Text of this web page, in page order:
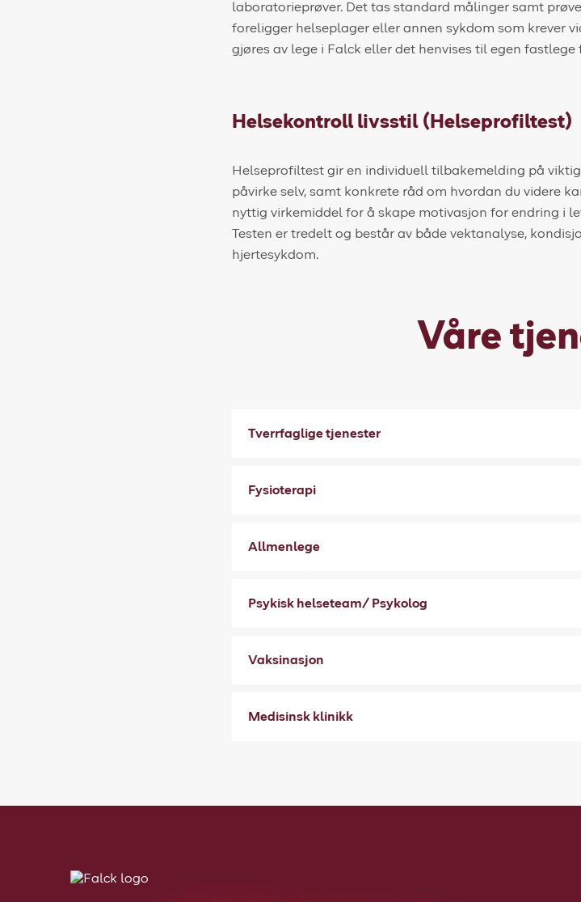
laboratorieprøver. Det tas standard målinger samt
foreligger helseplager eller annen sykdom som krever
gjøres av lege i Falck eller det henvises til egen fastlege
Helsekontroll livsstil (Helseprofiltest)
Helseprofiltest gir en individuell tilbakemelding på
påvirke selv, samt konkrete råd om hvordan du videre
nyttig virkemiddel for å skape motivasjon for endring i
Testen er tredelt og består av både vektanalyse,
hjertesykdom.
Våre
Tverrfaglige tjenester
Fysioterapi
Allmenlege
Psykisk helseteam/ Psykolog
Vaksinasjon
Medisinsk klinikk